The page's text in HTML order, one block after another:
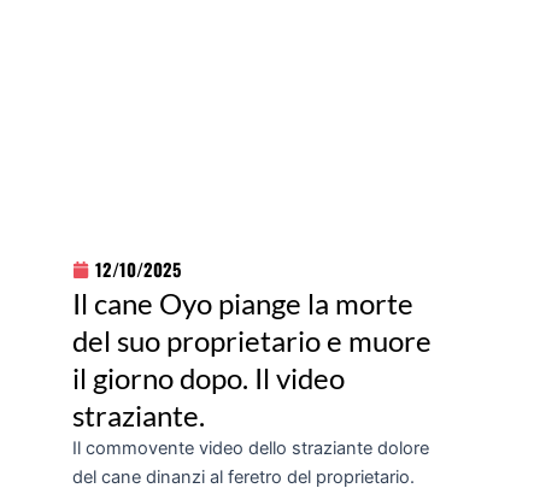
12/10/2025
Il cane Oyo piange la morte
del suo proprietario e muore
il giorno dopo. Il video
straziante.
Il commovente video dello straziante dolore
del cane dinanzi al feretro del proprietario.